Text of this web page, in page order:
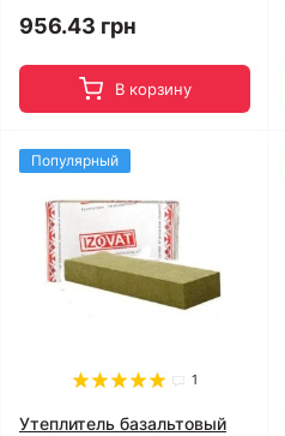
956.43 грн
В корзину
Популярный
1
Утеплитель базальтовый